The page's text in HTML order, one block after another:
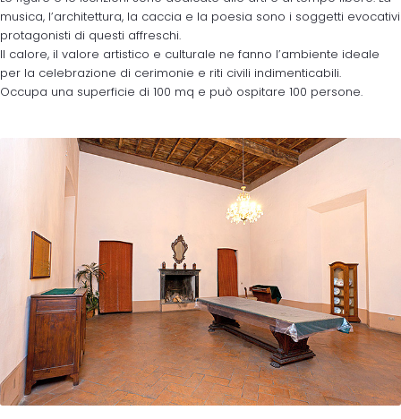
musica, l’architettura, la caccia e la poesia sono i soggetti evocativi
protagonisti di questi affreschi.
Il calore, il valore artistico e culturale ne fanno l’ambiente ideale
per la celebrazione di cerimonie e riti civili indimenticabili.
Occupa una superficie di 100 mq e può ospitare 100 persone.